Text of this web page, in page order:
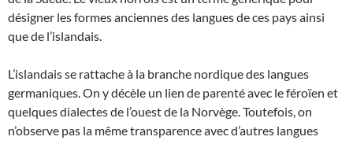
désigner les formes anciennes des langues de ces pays ainsi
que de l’islandais.
L’islandais se rattache à la branche nordique des langues
germaniques. On y décèle un lien de parenté avec le féroïen et
quelques dialectes de l’ouest de la Norvège. Toutefois, on
n’observe pas la même transparence avec d’autres langues